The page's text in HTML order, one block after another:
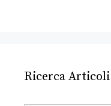
Ricerca Articoli